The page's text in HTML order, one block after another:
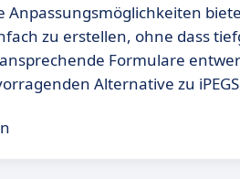
Anpassungsmöglichkeiten
zu erstellen, ohne dass
Formulare
Alternative zu